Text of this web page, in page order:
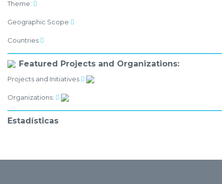
Theme:
Geographic Scope
Countries
Featured Projects and Organizations:
Projects and Initiatives
Organizations:
Estadísticas